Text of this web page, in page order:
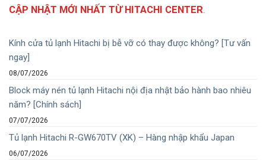
CẬP NHẬT MỚI NHẤT TỪ HITACHI CENTER.
Kính cửa tủ lạnh Hitachi bị bễ vỡ có thay được không? [Tư vấn
ngay]
08/07/2026
Block máy nén tủ lạnh Hitachi nội địa nhật bảo hành bao nhiêu
năm? [Chính sách]
07/07/2026
Tủ lạnh Hitachi R-GW670TV (XK) – Hàng nhập khẩu Japan
06/07/2026